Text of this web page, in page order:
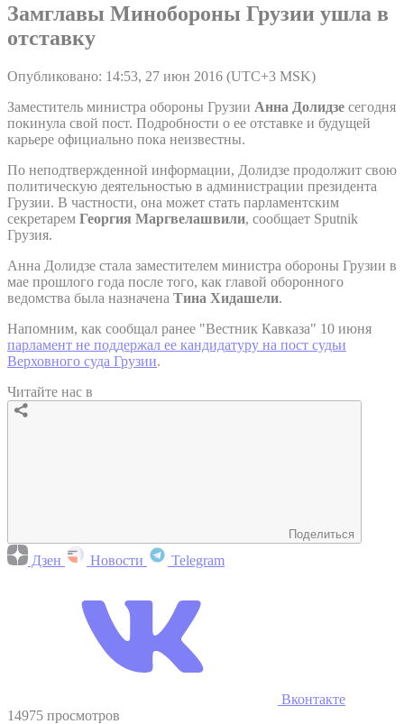
Замглавы Минобороны Грузии ушла в
отставку
Опубликовано: 14:53, 27 июн 2016 (UTC+3 MSK)
Заместитель министра обороны Грузии Анна Долидзе сегодня
покинула свой пост. Подробности о ее отставке и будущей
карьере официально пока неизвестны.
По неподтвержденной информации, Долидзе продолжит свою
политическую деятельностью в администрации президента
Грузии. В частности, она может стать парламентским
секретарем Георгия Маргвелашвили, сообщает Sputnik
Грузия.
Анна Долидзе стала заместителем министра обороны Грузии в
мае прошлого года после того, как главой оборонного
ведомства была назначена Тина Хидашели.
Напомним, как сообщал ранее "Вестник Кавказа" 10 июня
парламент не поддержал ее кандидатуру на пост судьи
Верховного суда Грузии.
Читайте нас в
Поделиться
Дзен Новости Telegram
Вконтакте
14975 просмотров